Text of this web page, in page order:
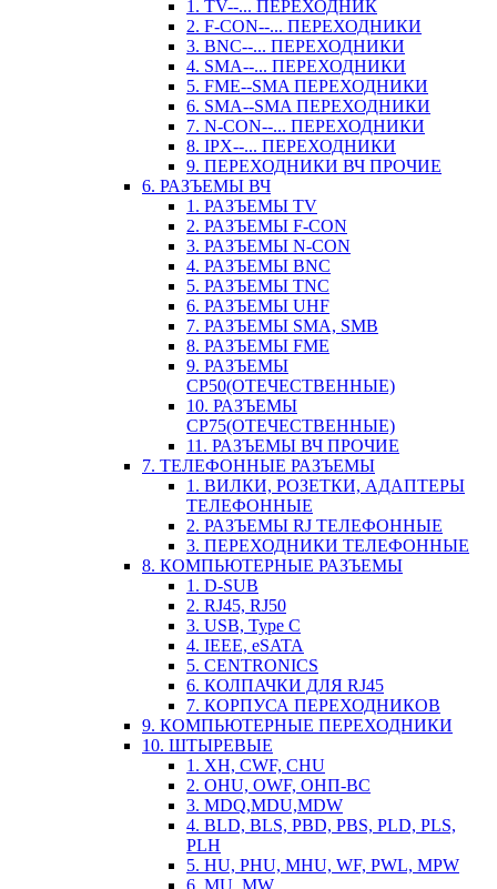
1. TV--... ПЕРЕХОДНИК
2. F-CON--... ПЕРЕХОДНИКИ
3. BNC--... ПЕРЕХОДНИКИ
4. SMA--... ПЕРЕХОДНИКИ
5. FME--SMA ПЕРЕХОДНИКИ
6. SMA--SMA ПЕРЕХОДНИКИ
7. N-CON--... ПЕРЕХОДНИКИ
8. IPX--... ПЕРЕХОДНИКИ
9. ПЕРЕХОДНИКИ ВЧ ПРОЧИЕ
6. РАЗЪЕМЫ ВЧ
1. РАЗЪЕМЫ TV
2. РАЗЪЕМЫ F-CON
3. РАЗЪЕМЫ N-CON
4. РАЗЪЕМЫ BNC
5. РАЗЪЕМЫ TNC
6. РАЗЪЕМЫ UHF
7. РАЗЪЕМЫ SMA, SMB
8. РАЗЪЕМЫ FME
9. РАЗЪЕМЫ
СР50(ОТЕЧЕСТВЕННЫЕ)
10. РАЗЪЕМЫ
СР75(ОТЕЧЕСТВЕННЫЕ)
11. РАЗЪЕМЫ ВЧ ПРОЧИЕ
7. ТЕЛЕФОННЫЕ РАЗЪЕМЫ
1. ВИЛКИ, РОЗЕТКИ, АДАПТЕРЫ
ТЕЛЕФОННЫЕ
2. РАЗЪЕМЫ RJ ТЕЛЕФОННЫЕ
3. ПЕРЕХОДНИКИ ТЕЛЕФОННЫЕ
8. КОМПЬЮТЕРНЫЕ РАЗЪЕМЫ
1. D-SUB
2. RJ45, RJ50
3. USB, Type C
4. IEEE, eSATA
5. CENTRONICS
6. КОЛПАЧКИ ДЛЯ RJ45
7. КОРПУСА ПЕРЕХОДНИКОВ
9. КОМПЬЮТЕРНЫЕ ПЕРЕХОДНИКИ
10. ШТЫРЕВЫЕ
1. XH, CWF, CHU
2. OHU, OWF, ОНП-ВС
3. MDQ,MDU,MDW
4. BLD, BLS, PBD, PBS, PLD, PLS,
PLH
5. HU, PHU, MHU, WF, PWL, MPW
6. MU, MW